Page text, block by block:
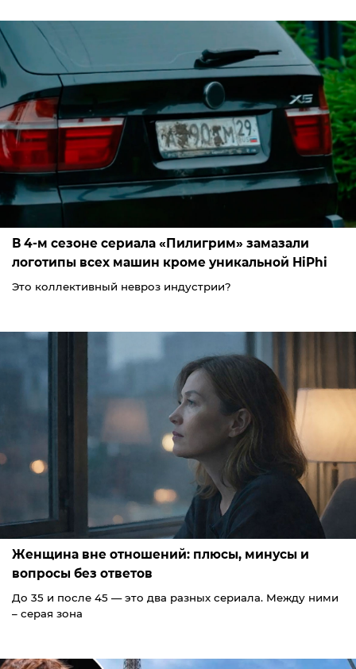
В 4-м сезоне сериала «Пилигрим» замазали
логотипы всех машин кроме уникальной HiPhi
Это коллективный невроз индустрии?
Женщина вне отношений: плюсы, минусы и
вопросы без ответов
До 35 и после 45 — это два разных сериала. Между ними
– серая зона